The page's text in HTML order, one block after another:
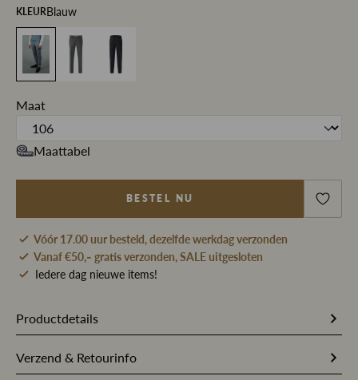
KLEURBlauw
Maat
Maattabel
BESTEL NU
Vóór 17.00 uur besteld, dezelfde werkdag verzonden
Vanaf €50,- gratis verzonden, SALE uitgesloten
Iedere dag nieuwe items!
Productdetails
Verzend & Retourinfo